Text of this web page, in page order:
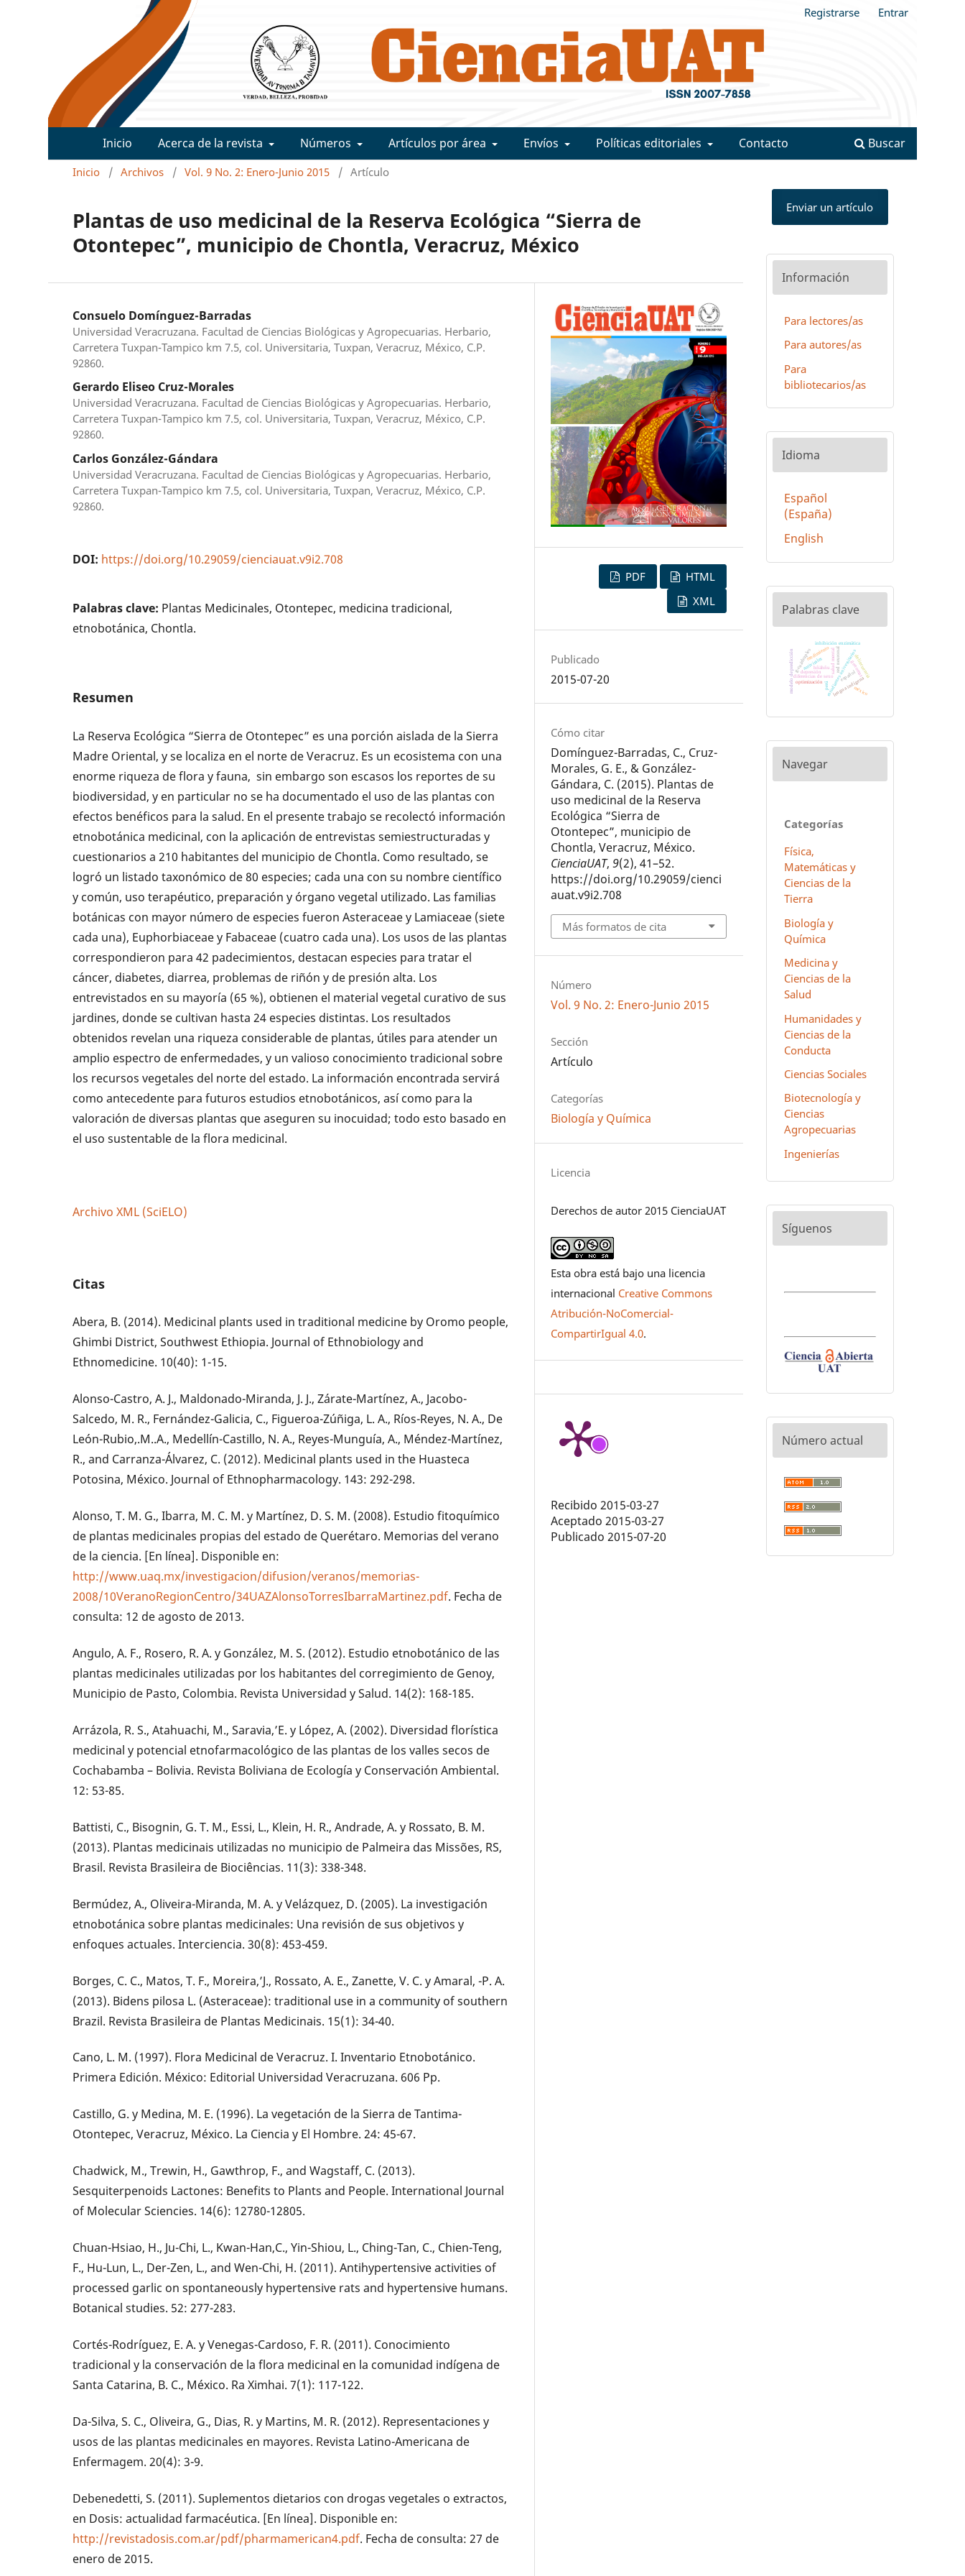
Inicio Acerca de la revista Números Artículos por área Envíos Políticas editoriales Contacto Buscar
Registrarse Entrar
Inicio / Archivos / Vol. 9 No. 2: Enero-Junio 2015 / Artículo
Plantas de uso medicinal de la Reserva Ecológica “Sierra de
Otontepec”, municipio de Chontla, Veracruz, México
Consuelo Domínguez-Barradas
Universidad Veracruzana. Facultad de Ciencias Biológicas y Agropecuarias. Herbario,
Carretera Tuxpan-Tampico km 7.5, col. Universitaria, Tuxpan, Veracruz, México, C.P.
92860.
Gerardo Eliseo Cruz-Morales
Universidad Veracruzana. Facultad de Ciencias Biológicas y Agropecuarias. Herbario,
Carretera Tuxpan-Tampico km 7.5, col. Universitaria, Tuxpan, Veracruz, México, C.P.
92860.
Carlos González-Gándara
Universidad Veracruzana. Facultad de Ciencias Biológicas y Agropecuarias. Herbario,
Carretera Tuxpan-Tampico km 7.5, col. Universitaria, Tuxpan, Veracruz, México, C.P.
92860.
DOI: https://doi.org/10.29059/cienciauat.v9i2.708
Palabras clave: Plantas Medicinales, Otontepec, medicina tradicional,
etnobotánica, Chontla.
Resumen
La Reserva Ecológica “Sierra de Otontepec” es una porción aislada de la Sierra
Madre Oriental, y se localiza en el norte de Veracruz. Es un ecosistema con una
enorme riqueza de flora y fauna, sin embargo son escasos los reportes de su
biodiversidad, y en particular no se ha documentado el uso de las plantas con
efectos benéficos para la salud. En el presente trabajo se recolectó información
etnobotánica medicinal, con la aplicación de entrevistas semiestructuradas y
cuestionarios a 210 habitantes del municipio de Chontla. Como resultado, se
logró un listado taxonómico de 80 especies; cada una con su nombre científico
y común, uso terapéutico, preparación y órgano vegetal utilizado. Las familias
botánicas con mayor número de especies fueron Asteraceae y Lamiaceae (siete
cada una), Euphorbiaceae y Fabaceae (cuatro cada una). Los usos de las plantas
correspondieron para 42 padecimientos, destacan especies para tratar el
cáncer, diabetes, diarrea, problemas de riñón y de presión alta. Los
entrevistados en su mayoría (65 %), obtienen el material vegetal curativo de sus
jardines, donde se cultivan hasta 24 especies distintas. Los resultados
obtenidos revelan una riqueza considerable de plantas, útiles para atender un
amplio espectro de enfermedades, y un valioso conocimiento tradicional sobre
los recursos vegetales del norte del estado. La información encontrada servirá
como antecedente para futuros estudios etnobotánicos, así como para la
valoración de diversas plantas que aseguren su inocuidad; todo esto basado en
el uso sustentable de la flora medicinal.
Archivo XML (SciELO)
Citas
Abera, B. (2014). Medicinal plants used in traditional medicine by Oromo people,
Ghimbi District, Southwest Ethiopia. Journal of Ethnobiology and
Ethnomedicine. 10(40): 1-15.
Alonso-Castro, A. J., Maldonado-Miranda, J. J., Zárate-Martínez, A., Jacobo-
Salcedo, M. R., Fernández-Galicia, C., Figueroa-Zúñiga, L. A., Ríos-Reyes, N. A., De
León-Rubio,.M..A., Medellín-Castillo, N. A., Reyes-Munguía, A., Méndez-Martínez,
R., and Carranza-Álvarez, C. (2012). Medicinal plants used in the Huasteca
Potosina, México. Journal of Ethnopharmacology. 143: 292-298.
Alonso, T. M. G., Ibarra, M. C. M. y Martínez, D. S. M. (2008). Estudio fitoquímico
de plantas medicinales propias del estado de Querétaro. Memorias del verano
de la ciencia. [En línea]. Disponible en:
http://www.uaq.mx/investigacion/difusion/veranos/memorias-
2008/10VeranoRegionCentro/34UAZAlonsoTorresIbarraMartinez.pdf. Fecha de
consulta: 12 de agosto de 2013.
Angulo, A. F., Rosero, R. A. y González, M. S. (2012). Estudio etnobotánico de las
plantas medicinales utilizadas por los habitantes del corregimiento de Genoy,
Municipio de Pasto, Colombia. Revista Universidad y Salud. 14(2): 168-185.
Arrázola, R. S., Atahuachi, M., Saravia,’E. y López, A. (2002). Diversidad florística
medicinal y potencial etnofarmacológico de las plantas de los valles secos de
Cochabamba – Bolivia. Revista Boliviana de Ecología y Conservación Ambiental.
12: 53-85.
Battisti, C., Bisognin, G. T. M., Essi, L., Klein, H. R., Andrade, A. y Rossato, B. M.
(2013). Plantas medicinais utilizadas no municipio de Palmeira das Missões, RS,
Brasil. Revista Brasileira de Biociências. 11(3): 338-348.
Bermúdez, A., Oliveira-Miranda, M. A. y Velázquez, D. (2005). La investigación
etnobotánica sobre plantas medicinales: Una revisión de sus objetivos y
enfoques actuales. Interciencia. 30(8): 453-459.
Borges, C. C., Matos, T. F., Moreira,’J., Rossato, A. E., Zanette, V. C. y Amaral, -P. A.
(2013). Bidens pilosa L. (Asteraceae): traditional use in a community of southern
Brazil. Revista Brasileira de Plantas Medicinais. 15(1): 34-40.
Cano, L. M. (1997). Flora Medicinal de Veracruz. I. Inventario Etnobotánico.
Primera Edición. México: Editorial Universidad Veracruzana. 606 Pp.
Castillo, G. y Medina, M. E. (1996). La vegetación de la Sierra de Tantima-
Otontepec, Veracruz, México. La Ciencia y El Hombre. 24: 45-67.
Chadwick, M., Trewin, H., Gawthrop, F., and Wagstaff, C. (2013).
Sesquiterpenoids Lactones: Benefits to Plants and People. International Journal
of Molecular Sciencies. 14(6): 12780-12805.
Chuan-Hsiao, H., Ju-Chi, L., Kwan-Han,C., Yin-Shiou, L., Ching-Tan, C., Chien-Teng,
F., Hu-Lun, L., Der-Zen, L., and Wen-Chi, H. (2011). Antihypertensive activities of
processed garlic on spontaneously hypertensive rats and hypertensive humans.
Botanical studies. 52: 277-283.
Cortés-Rodríguez, E. A. y Venegas-Cardoso, F. R. (2011). Conocimiento
tradicional y la conservación de la flora medicinal en la comunidad indígena de
Santa Catarina, B. C., México. Ra Ximhai. 7(1): 117-122.
Da-Silva, S. C., Oliveira, G., Dias, R. y Martins, M. R. (2012). Representaciones y
usos de las plantas medicinales en mayores. Revista Latino-Americana de
Enfermagem. 20(4): 3-9.
Debenedetti, S. (2011). Suplementos dietarios con drogas vegetales o extractos,
en Dosis: actualidad farmacéutica. [En línea]. Disponible en:
http://revistadosis.com.ar/pdf/pharmamerican4.pdf. Fecha de consulta: 27 de
enero de 2015.
PDF
HTML
XML
Publicado
2015-07-20
Cómo citar
Domínguez-Barradas, C., Cruz-
Morales, G. E., & González-
Gándara, C. (2015). Plantas de
uso medicinal de la Reserva
Ecológica “Sierra de
Otontepec”, municipio de
Chontla, Veracruz, México.
CienciaUAT,9(2), 41–52.
https://doi.org/10.29059/cienci
auat.v9i2.708
Más formatos de cita
Número
Vol. 9 No. 2: Enero-Junio 2015
Sección
Artículo
Categorías
Biología y Química
Licencia
Derechos de autor 2015 CienciaUAT
Esta obra está bajo una licencia
internacional Creative Commons
Atribución-NoComercial-
CompartirIgual 4.0.
Recibido 2015-03-27
Aceptado 2015-03-27
Publicado 2015-07-20
Enviar un artículo
Información
Para lectores/as
Para autores/as
Para
bibliotecarios/as
Idioma
Español
(España)
English
Palabras clave
depresión estudiantes universitarios
diferencias de sexo
salud mental
g-cuádruples genomas
antivirales delincuencia
perú lengua indígena
hñähñu
español
red neuronal
modelo de predicción
inhibición enzimática
méxico
rendimiento
optimización
Navegar
Categorías
Física,
Matemáticas y
Ciencias de la
Tierra
Biología y
Química
Medicina y
Ciencias de la
Salud
Humanidades y
Ciencias de la
Conducta
Ciencias Sociales
Biotecnología y
Ciencias
Agropecuarias
Ingenierías
Síguenos
Número actual